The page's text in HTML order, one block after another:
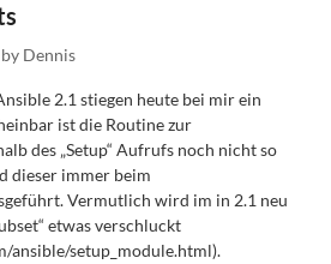
by Dennis
2.1 stiegen heute bei mir ein
ist die Routine zur
des „Setup“ Aufrufs noch nicht so
dieser immer beim
Vermutlich wird im in 2.1 neu
etwas verschluckt
ansible/setup_module.html).